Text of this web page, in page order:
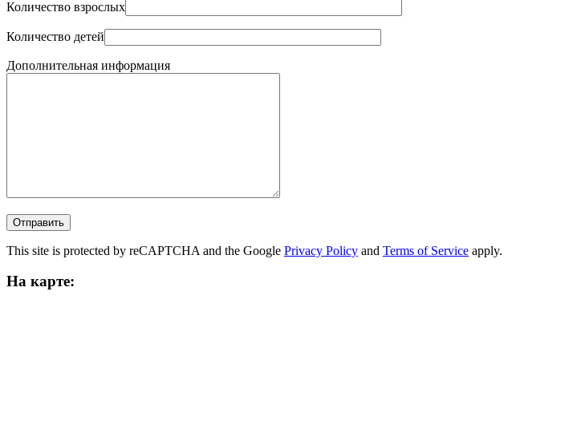
Количество взрослых
Количество детей
Дополнительная информация
This site is protected by reCAPTCHA and the Google Privacy Policy and Terms of Service apply.
На карте: